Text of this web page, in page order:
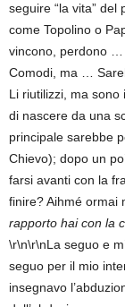
seguire “la vita”
come Topolino o
vincono, perdono …
Comodi, ma …
Li riutilizzi, ma
di nascere da una
principale sarebbe
Chievo); dopo un
farsi avanti con la
finire? Aihmé ormai
rapporto hai con la
\r\n\r\nLa seguo e
seguo per il mio
insegnavo